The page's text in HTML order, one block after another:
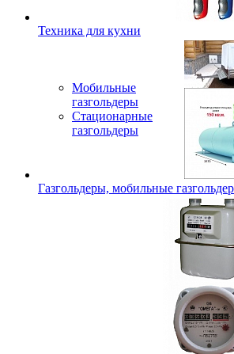
Техника для кухни
Мобильные
газгольдеры
Стационарные
газгольдеры
Газгольдеры, мобильные